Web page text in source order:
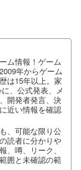
ム情報！ゲーム
年からゲーム
は15年以上。家
、公式発表、メ
開発者発言、決
近い情報を確認
、可能な限り公
読者に分かりや
、噂、リーク、
囲と未確認の範